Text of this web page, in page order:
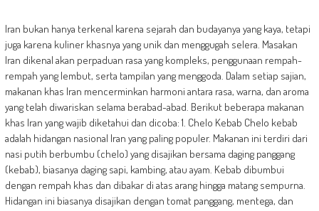
Iran bukan hanya terkenal karena sejarah dan budayanya yang kaya, tetapi
juga karena kuliner khasnya yang unik dan menggugah selera. Masakan
Iran dikenal akan perpaduan rasa yang kompleks, penggunaan rempah-
rempah yang lembut, serta tampilan yang menggoda. Dalam setiap sajian,
makanan khas Iran mencerminkan harmoni antara rasa, warna, dan aroma
yang telah diwariskan selama berabad-abad. Berikut beberapa makanan
khas Iran yang wajib diketahui dan dicoba: 1. Chelo Kebab Chelo kebab
adalah hidangan nasional Iran yang paling populer. Makanan ini terdiri dari
nasi putih berbumbu (chelo) yang disajikan bersama daging panggang
(kebab), biasanya daging sapi, kambing, atau ayam. Kebab dibumbui
dengan rempah khas dan dibakar di atas arang hingga matang sempurna.
Hidangan ini biasanya disajikan dengan tomat panggang, mentega, dan